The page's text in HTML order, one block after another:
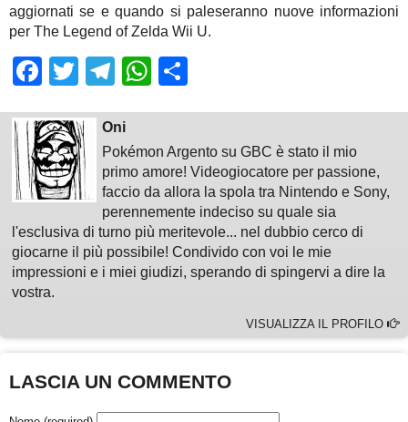
aggiornati se e quando si paleseranno nuove informazioni
per The Legend of Zelda Wii U.
Facebook
TwitterTelegram
WhatsApp
Oni
Pokémon Argento su GBC è stato il mio
primo amore! Videogiocatore per passione,
faccio da allora la spola tra Nintendo e Sony,
perennemente indeciso su quale sia
l'esclusiva di turno più meritevole... nel dubbio cerco di
giocarne il più possibile! Condivido con voi le mie
impressioni e i miei giudizi, sperando di spingervi a dire la
vostra.
VISUALIZZA IL PROFILO
LASCIA UN COMMENTO